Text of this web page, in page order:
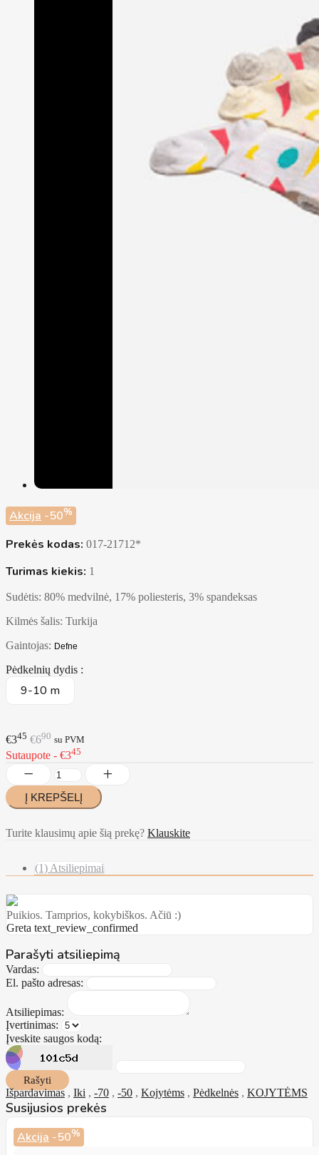
Akcija -50%
Prekės kodas: 017-21712*
Turimas kiekis: 1
Sudėtis: 80% medvilnė, 17% poliesteris, 3% spandeksas
Kilmės šalis: Turkija
Gaintojas: Defne
Pėdkelnių dydis :
9-10 m
€345 €690 su PVM
Sutaupote - €345
Turite klausimų apie šią prekę? Klauskite
(1) Atsiliepimai
Puikios. Tamprios, kokybiškos. Ačiū :)
Greta text_review_confirmed
Parašyti atsiliepimą
Vardas:
El. pašto adresas:
Atsiliepimas:
Įvertinimas:
Įveskite saugos kodą:
Rašyti
Išpardavimas , Iki , -70 , -50 , Kojytėms , Pėdkelnės , KOJYTĖMS
Susijusios prekės
Akcija -50%